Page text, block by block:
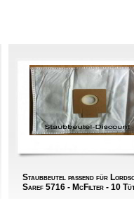
Staubbeutel passend für
Saref 5716 - McFilter - 10